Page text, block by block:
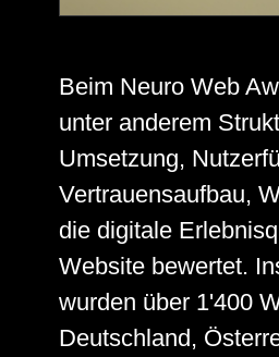
Beim Neuro Web
unter anderem
Umsetzung,
Vertrauensaufbau,
die digitale
Website bewertet.
wurden über 1'400
Deutschland,